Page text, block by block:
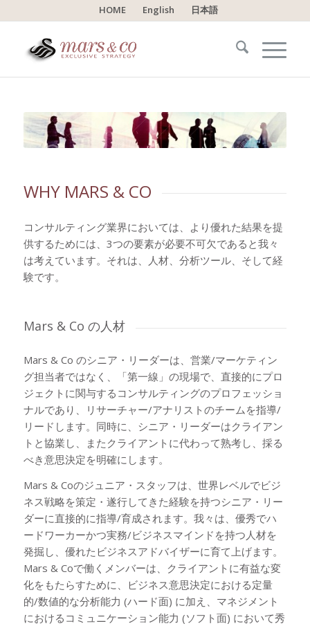
HOME English 日本語
WHY MARS &CO
コンサルティング業界においては、より優れた結果を提
供するためには、3つの要素が必要不可欠であると我々
は考えています。それは、人材、分析ツール、そして経
験です。
Mars & Co の人材
Mars & Co のシニア・リーダーは、営業/マーケティン
グ担当者ではなく、「第一線」の現場で、直接的にプロ
ジェクトに関与するコンサルティングのプロフェッショ
ナルであり、リサーチャー/アナリストのチームを指導/
リードします。同時に、シニア・リーダーはクライアン
トと協業し、またクライアントに代わって熟考し、採る
べき意思決定を明確にします。
Mars & Coのジュニア・スタッフは、世界レベルでビジ
ネス戦略を策定・遂行してきた経験を持つシニア・リー
ダーに直接的に指導/育成されます。我々は、優秀でハ
ードワーカーかつ実務/ビジネスマインドを持つ人材を
発掘し、優れたビジネスアドバイザーに育て上げます。
Mars & Coで働くメンバーは、クライアントに有益な変
化をもたらすために、ビジネス意思決定における定量
的/数値的な分析能力 (ハード面) に加え、マネジメント
におけるコミュニケーション能力 (ソフト面) において秀